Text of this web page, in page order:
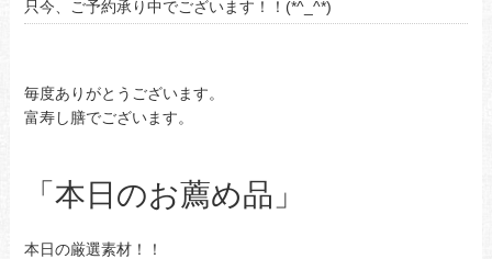
只今、ご予約承り中でございます！！(*^_^*)
毎度ありがとうございます。
富寿し膳でございます。
「本日のお薦め品」
本日の厳選素材！！